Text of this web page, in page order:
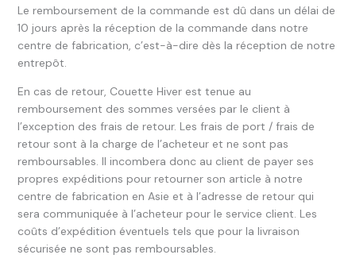
Le remboursement de la commande est dû dans un délai de
10 jours après la réception de la commande dans notre
centre de fabrication, c’est-à-dire dès la réception de notre
entrepôt.
En cas de retour, Couette Hiver est tenue au
remboursement des sommes versées par le client à
l’exception des frais de retour. Les frais de port / frais de
retour sont à la charge de l’acheteur et ne sont pas
remboursables. Il incombera donc au client de payer ses
propres expéditions pour retourner son article à notre
centre de fabrication en Asie et à l’adresse de retour qui
sera communiquée à l’acheteur pour le service client. Les
coûts d’expédition éventuels tels que pour la livraison
sécurisée ne sont pas remboursables.